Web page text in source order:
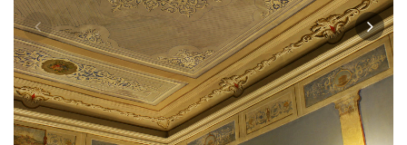
IT
RU
CN